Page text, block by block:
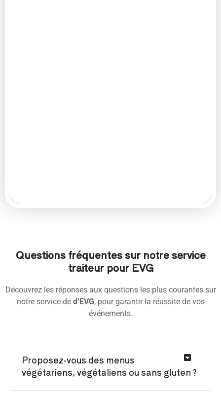
Questions fréquentes sur notre service
traiteur pour EVG
Découvrez les réponses aux questions les plus courantes sur
notre service de d’EVG, pour garantir la réussite de vos
événements.
Proposez-vous des menus
végétariens, végétaliens ou sans gluten ?